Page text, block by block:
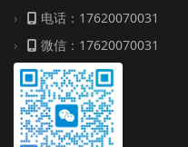
电话：17620070031
微信：17620070031